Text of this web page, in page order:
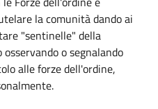
la comunità dando ai
"sentinelle" della
o segnalando
alle forze dell'ordine,